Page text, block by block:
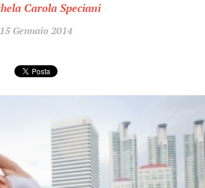
Carola Speciani
15 Gennaio 2014